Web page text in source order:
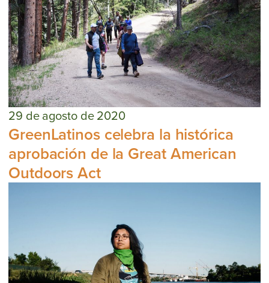
29 de agosto de 2020
GreenLatinos celebra la histórica
aprobación de la Great American
Outdoors Act